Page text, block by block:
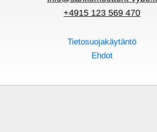
+4915 123 569 470
Tietosuojakäytäntö
Ehdot